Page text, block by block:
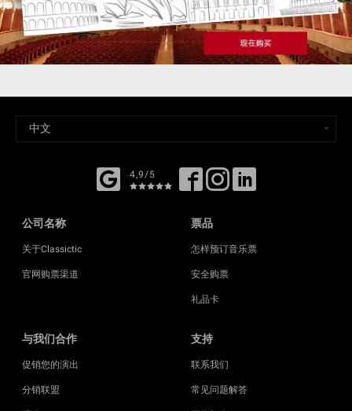
4,9/5
公司名称
关于Classictic
官网购票渠道
票品
怎样预订音乐票
安全购票
礼品卡
与我们合作
促销您的演出
分销联盟
支持
联系我们
常见问题解答